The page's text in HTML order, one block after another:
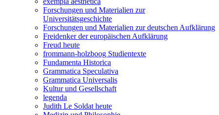
Forschungen und Materialien zur
Universitätsgeschichte
Forschungen und Materialien zur deutschen Aufklärung
Freidenker der europäischen Aufklärung
Freud heute
frommann-holzboog Studientexte
Fundamenta Historica
Grammatica Speculativa
Grammatica Universalis
Kultur und Gesellschaft
legenda
Judith Le Soldat heute